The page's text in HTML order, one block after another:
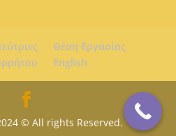
Θέση Εργασίας
English
© All rights Reserved.